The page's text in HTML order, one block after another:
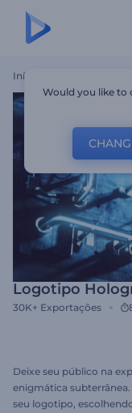
Início
Logotipo
30K+ Exportações
Deixe seu público na
enigmática
seu logotipo,
Would you like to